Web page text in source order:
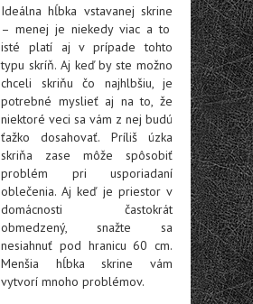
Ideálna hĺbka vstavanej skrine
– menej je niekedy viac a to
isté platí aj v prípade tohto
typu skríň. Aj keď by ste možno
chceli skriňu čo najhlbšiu, je
potrebné myslieť aj na to, že
niektoré veci sa vám z nej budú
ťažko dosahovať. Príliš úzka
skriňa zase môže spôsobiť
problém pri usporiadaní
oblečenia. Aj keď je priestor v
domácnosti častokrát
obmedzený, snažte sa
nesiahnuť pod hranicu 60 cm.
Menšia hĺbka skrine vám
vytvorí mnoho problémov.